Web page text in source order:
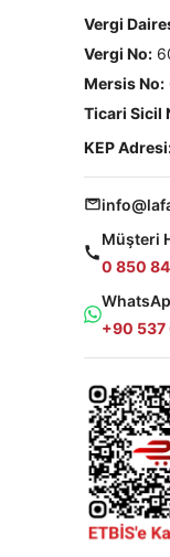
Vergi
Vergi No:
Mersis No:
Ticari Sicil
KEP
Müşteri
0 850
+90 537